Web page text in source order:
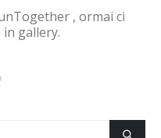
alla storica Cinque
con il nostro